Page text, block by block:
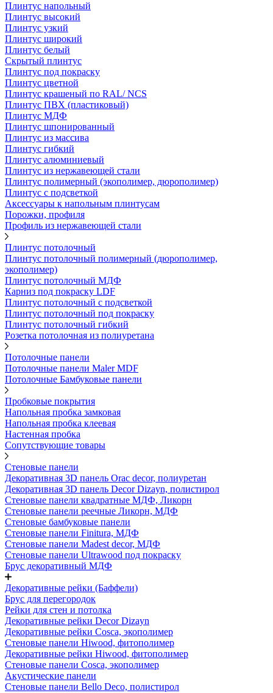
Плинтус напольный
Плинтус высокий
Плинтус узкий
Плинтус широкий
Плинтус белый
Скрытый плинтус
Плинтус под покраску
Плинтус цветной
Плинтус крашеный по RAL/ NCS
Плинтус ПВХ (пластиковый)
Плинтус МДФ
Плинтус шпонированный
Плинтус из массива
Плинтус гибкий
Плинтус алюминиевый
Плинтус из нержавеющей стали
Плинтус полимерный (экополимер, дюрополимер)
Плинтус с подсветкой
Аксессуары к напольным плинтусам
Порожки, профиля
Профиль из нержавеющей стали
Плинтус потолочный
Плинтус потолочный полимерный (дюрополимер,
экополимер)
Плинтус потолочный МДФ
Карниз под покраску LDF
Плинтус потолочный с подсветкой
Плинтус потолочный под покраску
Плинтус потолочный гибкий
Розетка потолочная из полиуретана
Потолочные панели
Потолочные панели Maler MDF
Потолочные Бамбуковые панели
Пробковые покрытия
Напольная пробка замковая
Напольная пробка клеевая
Настенная пробка
Сопутствующие товары
Стеновые панели
Декоративная 3D панель Orac decor, полиуретан
Декоративная 3D панель Decor Dizayn, полистирол
Стеновые панели квадратные МДФ, Ликорн
Стеновые панели реечные Ликорн, МДФ
Стеновые бамбуковые панели
Стеновые панели Finitura, МДФ
Стеновые панели Madest decor, МДФ
Стеновые панели Ultrawood под покраску
Брус декоративный МДФ
Декоративные рейки (Баффели)
Брус для перегородок
Рейки для стен и потолка
Декоративные рейки Decor Dizayn
Декоративные рейки Cosca, экополимер
Стеновые панели Hiwood, фитополимер
Декоративные рейки Hiwood, фитополимер
Стеновые панели Cosca, экополимер
Акустические панели
Стеновые панели Bello Deco, полистирол